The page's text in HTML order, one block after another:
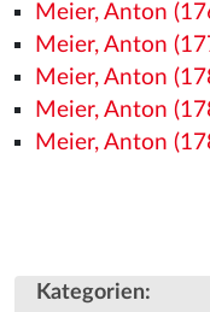
Meier, Anton
Meier, Anton
Meier, Anton
Meier, Anton
Meier, Anton
Kategorien: